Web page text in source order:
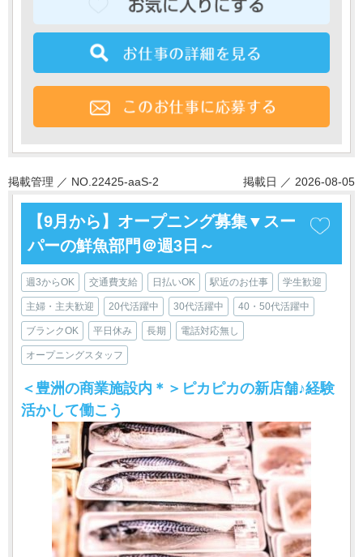
掲載管理 ／ NO.22425-aaS-2 掲載日 ／ 2026-08-05
【9月から】オープニング募集▼スー
パーの鮮魚部門＠週3日～
週3からOK 交通費支給 日払いOK 駅近のお仕事 学生歓迎
主婦・主夫歓迎 20代活躍中 30代活躍中 40・50代活躍中
ブランクOK 平日休み 長期 電話対応無し
オープニングスタッフ
＜豊洲の商業施設内＊＞ピカピカの新店舗♪経験
活かして働こう